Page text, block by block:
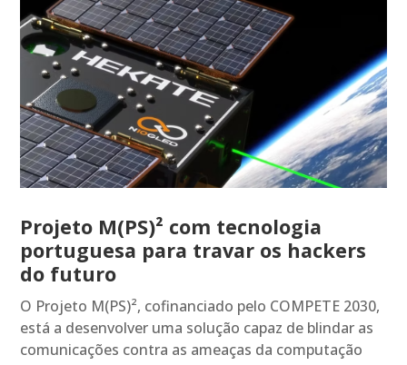
Projeto M(PS)² com tecnologia
portuguesa para travar os hackers
do futuro
O Projeto M(PS)², cofinanciado pelo COMPETE 2030,
está a desenvolver uma solução capaz de blindar as
comunicações contra as ameaças da computação